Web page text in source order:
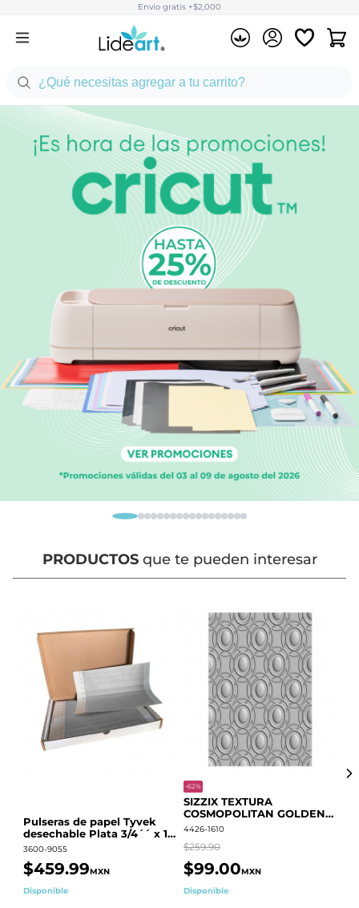
Envío gratis +$2,000
PRODUCTOSque te pueden interesar
Pulseras de papel Tyvek
desechable Plata 3/4´´ x 10
´´
3600-9055
$459.99MXN
Disponible
-62%
SIZZIX TEXTURA
COSMOPOLITAN GOLDEN
RINGS S.PARK 666700
4426-1610
$259.90
$99.00MXN
Disponible